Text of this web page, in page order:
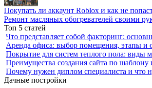
Покупать ли аккаунт Roblox и как не
Ремонт масляных обогревателей своими
Топ 5 статей
Что представляет собой факторинг:
Аренда офиса: выбор помещения, этапы и
Покрытие для систем теплого пола: виды
Преимущества создания сайта по
Почему нужен диплом специалиста и что
Дачные постройки